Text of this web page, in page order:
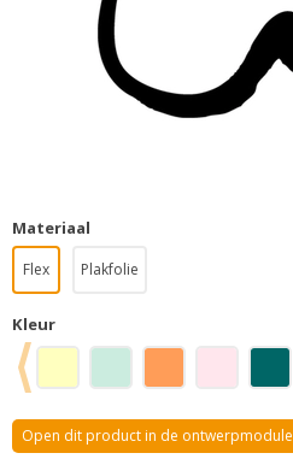
Materiaal
Flex Plakfolie
Kleur
Open dit product in de ontwerpmodule